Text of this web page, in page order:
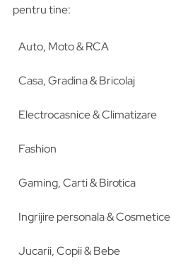
pentru tine:
Auto, Moto & RCA
Casa, Gradina & Bricolaj
Electrocasnice & Climatizare
Fashion
Gaming, Carti & Birotica
Ingrijire personala & Cosmetice
Jucarii, Copii & Bebe